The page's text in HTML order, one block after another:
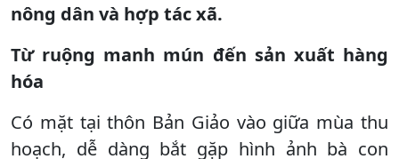
nông dân và hợp tác xã.
Từ ruộng manh mún đến sản xuất hàng
hóa
Có mặt tại thôn Bản Giảo vào giữa mùa thu
hoạch, dễ dàng bắt gặp hình ảnh bà con